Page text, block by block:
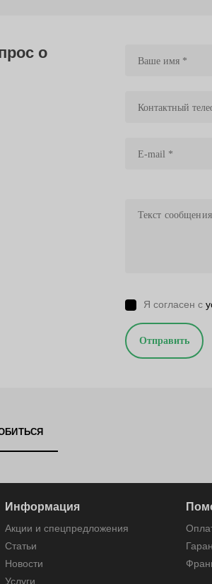
о
Я согласен с
Отправить
Информация
Акции и спецпредложения
Статьи
Новости
Услуги